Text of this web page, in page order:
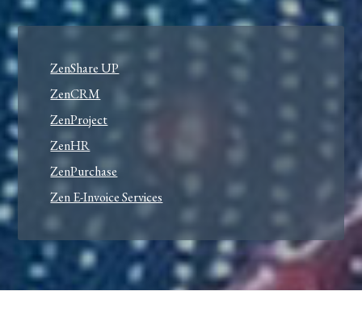
ZenShare UP
ZenCRM
ZenProject
ZenHR
ZenPurchase
Zen E-Invoice Services